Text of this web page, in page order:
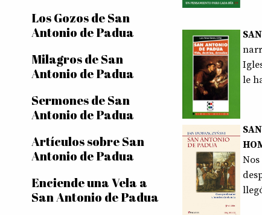
Los Gozos de San
Antonio de Padua
Milagros de San
Antonio de Padua
Sermones de San
Antonio de Padua
Artículos sobre San
Antonio de Padua
Enciende una Vela a
San Antonio de Padua
le